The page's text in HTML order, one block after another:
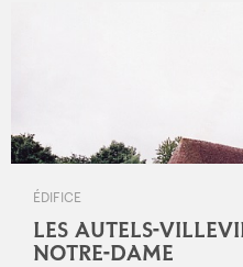
ÉDIFICE
LES AUTELS-
NOTRE-DAME